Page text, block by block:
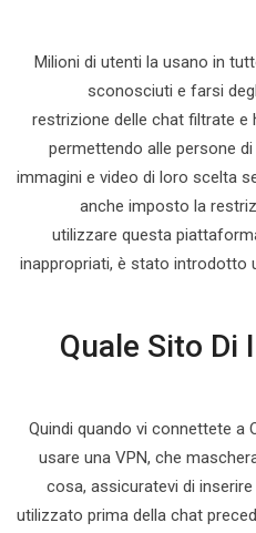
Milioni di utenti la usano in
sconosciuti e farsi
restrizione delle chat filtrate e
permettendo alle persone
immagini e video di loro scelta
anche imposto la
utilizzare questa
inappropriati, è stato introdotto
Quale Sito Di
Quindi quando vi connettete a
usare una VPN, che
cosa, assicuratevi di
utilizzato prima della chat